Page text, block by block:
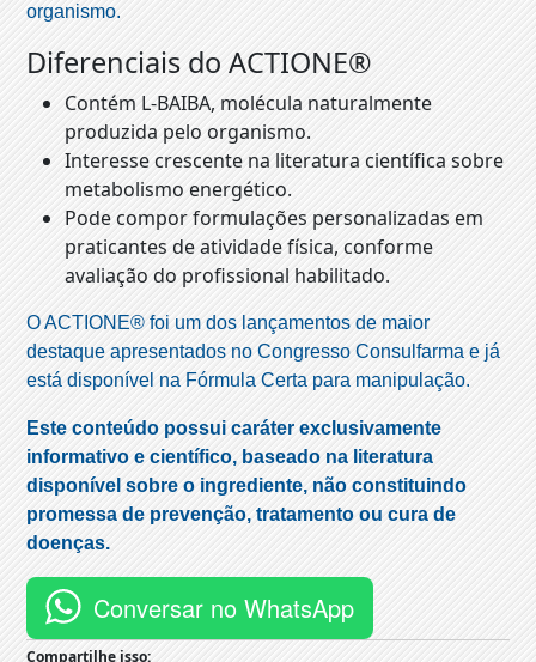
organismo.
Diferenciais do ACTIONE®
Contém L-BAIBA, molécula naturalmente
produzida pelo organismo.
Interesse crescente na literatura científica sobre
metabolismo energético.
Pode compor formulações personalizadas em
praticantes de atividade física, conforme
avaliação do profissional habilitado.
O ACTIONE® foi um dos lançamentos de maior
destaque apresentados no Congresso Consulfarma e já
está disponível na Fórmula Certa para manipulação.
Este conteúdo possui caráter exclusivamente
informativo e científico, baseado na literatura
disponível sobre o ingrediente, não constituindo
promessa de prevenção, tratamento ou cura de
doenças.
Conversar no WhatsApp
Compartilhe isso: